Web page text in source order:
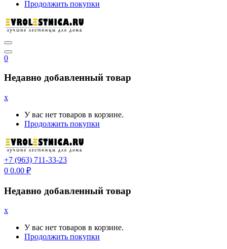
Продолжить покупки
0
Недавно добавленный товар
x
У вас нет товаров в корзине.
Продолжить покупки
+7 (963) 711-33-23
0 0.00 ₽
Недавно добавленный товар
x
У вас нет товаров в корзине.
Продолжить покупки